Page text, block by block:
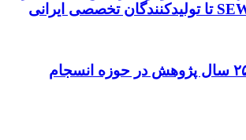
چالش‌های ۲۵ سال پژوهش در حوزه انسجام